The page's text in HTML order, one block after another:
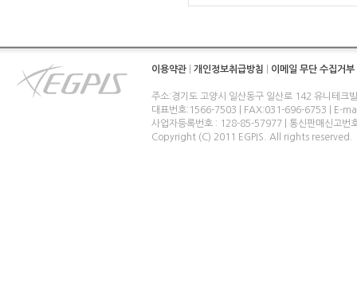
이용약관 개인정보취급방침 이메일 무단 수집거부
주소:경기도 고양시 일산동구 일산로 142 유니테크
대표번호:1566-7503 | FAX:031-696-6753 | E-
사업자등록번호 : 128-85-57977 | 통신판매신고번
Copyright (C) 2011 EGPIS. All rights reserved.